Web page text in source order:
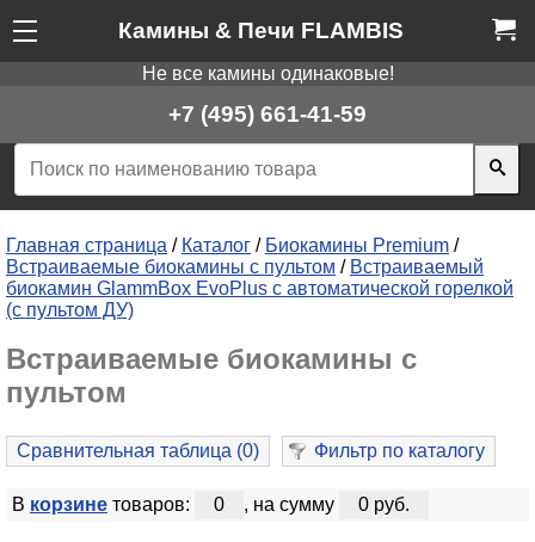
Камины & Печи FLAMBIS
Не все камины одинаковые!
+7 (495) 661-41-59
Главная страница / Каталог / Биокамины Premium /
Встраиваемые биокамины с пультом / Встраиваемый
биокамин GlammBox EvoPlus с автоматической горелкой
(с пультом ДУ)
Встраиваемые биокамины с
пультом
Сравнительная таблица (0) Фильтр по каталогу
В корзинетоваров: 0 , на сумму 0 руб.